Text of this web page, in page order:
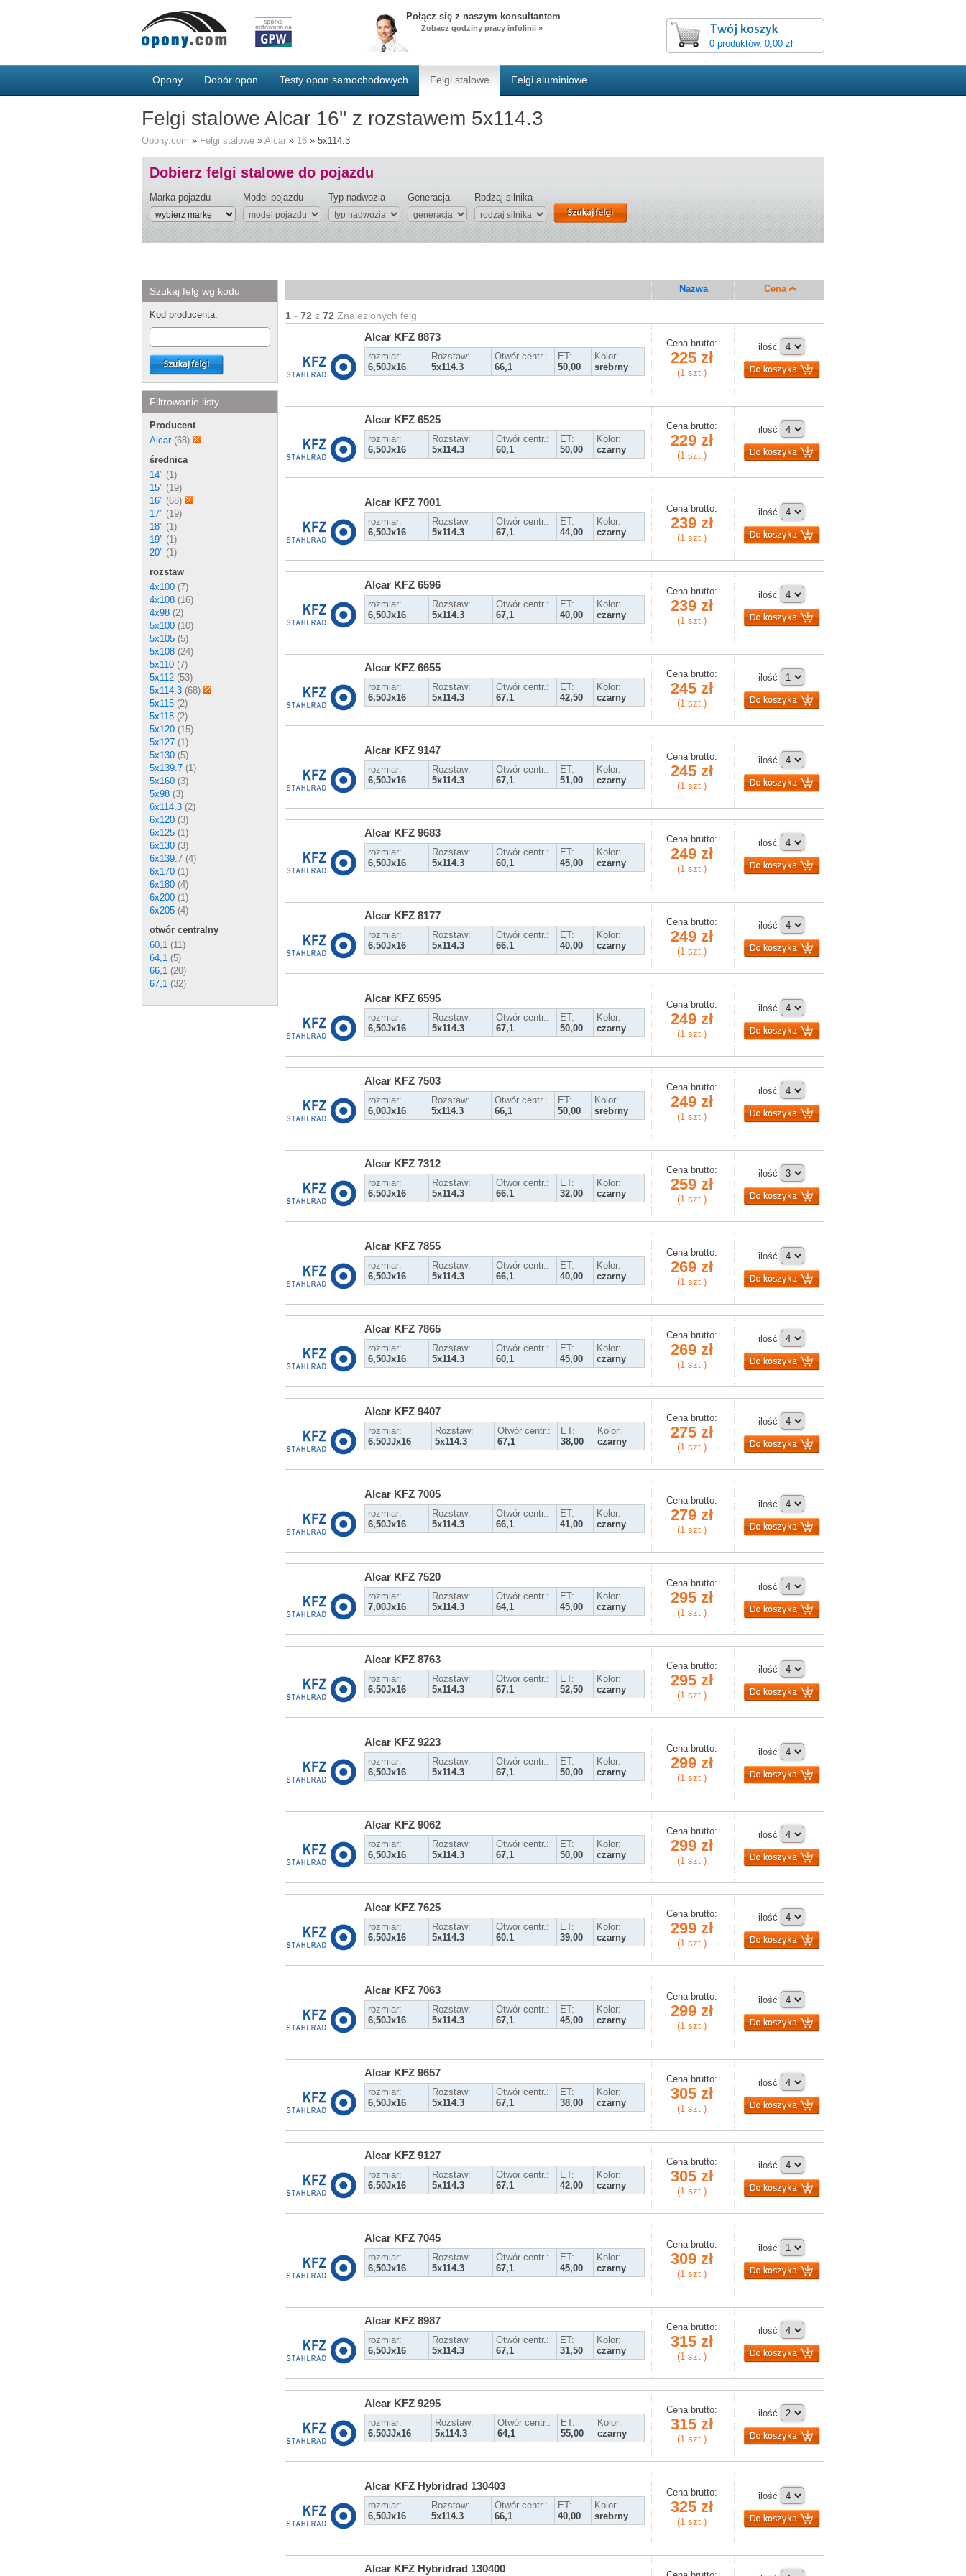
Połącz się z naszym konsultantem
Zobacz godziny pracy infolinii »
0 produktów, 0,00 zł
Opony Dobór opon Testy opon samochodowych Felgi stalowe Felgi aluminiowe
Felgi stalowe Alcar 16'' z rozstawem 5x114.3
Opony.com » Felgi stalowe » Alcar » 16 » 5x114.3
Dobierz felgi stalowe do pojazdu
Marka pojazdu Model pojazdu Typ nadwozia Generacja Rodzaj silnika
Szukaj felg wg kodu
Kod producenta:
Filtrowanie listy
Producent
Alcar(68)
średnica
14″ (1)
15″ (19)
16″ (68)
17″ (19)
18″ (1)
19″ (1)
20″ (1)
rozstaw
4x100 (7)
4x108 (16)
4x98 (2)
5x100 (10)
5x105 (5)
5x108 (24)
5x110 (7)
5x112 (53)
5x114.3 (68)
5x115 (2)
5x118 (2)
5x120 (15)
5x127 (1)
5x130 (5)
5x139.7 (1)
5x160 (3)
5x98 (3)
6x114.3 (2)
6x120 (3)
6x125 (1)
6x130 (3)
6x139.7 (4)
6x170 (1)
6x180 (4)
6x200 (1)
6x205 (4)
otwór centralny
60,1 (11)
64,1 (5)
66,1 (20)
67,1 (32)
Cena
Nazwa
1 - 72 z 72 Znalezionych felg
Alcar KFZ 8873
rozmiar:
6,50Jx16
Rozstaw:
5x114.3
Otwór centr.:
66,1
ET:
50,00
Kolor:
srebrny
Cena brutto:
225 zł
(1 szt.)
ilość
Alcar KFZ 6525
rozmiar:
6,50Jx16
Rozstaw:
5x114.3
Otwór centr.:
60,1
ET:
50,00
Kolor:
czarny
Cena brutto:
229 zł
(1 szt.)
ilość
Alcar KFZ 7001
rozmiar:
6,50Jx16
Rozstaw:
5x114.3
Otwór centr.:
67,1
ET:
44,00
Kolor:
czarny
Cena brutto:
239 zł
(1 szt.)
ilość
Alcar KFZ 6596
rozmiar:
6,50Jx16
Rozstaw:
5x114.3
Otwór centr.:
67,1
ET:
40,00
Kolor:
czarny
Cena brutto:
239 zł
(1 szt.)
ilość
Alcar KFZ 6655
rozmiar:
6,50Jx16
Rozstaw:
5x114.3
Otwór centr.:
67,1
ET:
42,50
Kolor:
czarny
Cena brutto:
245 zł
(1 szt.)
ilość
Alcar KFZ 9147
rozmiar:
6,50Jx16
Rozstaw:
5x114.3
Otwór centr.:
67,1
ET:
51,00
Kolor:
czarny
Cena brutto:
245 zł
(1 szt.)
ilość
Alcar KFZ 9683
rozmiar:
6,50Jx16
Rozstaw:
5x114.3
Otwór centr.:
60,1
ET:
45,00
Kolor:
czarny
Cena brutto:
249 zł
(1 szt.)
ilość
Alcar KFZ 8177
rozmiar:
6,50Jx16
Rozstaw:
5x114.3
Otwór centr.:
66,1
ET:
40,00
Kolor:
czarny
Cena brutto:
249 zł
(1 szt.)
ilość
Alcar KFZ 6595
rozmiar:
6,50Jx16
Rozstaw:
5x114.3
Otwór centr.:
67,1
ET:
50,00
Kolor:
czarny
Cena brutto:
249 zł
(1 szt.)
ilość
Alcar KFZ 7503
rozmiar:
6,00Jx16
Rozstaw:
5x114.3
Otwór centr.:
66,1
ET:
50,00
Kolor:
srebrny
Cena brutto:
249 zł
(1 szt.)
ilość
Alcar KFZ 7312
rozmiar:
6,50Jx16
Rozstaw:
5x114.3
Otwór centr.:
66,1
ET:
32,00
Kolor:
czarny
Cena brutto:
259 zł
(1 szt.)
ilość
Alcar KFZ 7855
rozmiar:
6,50Jx16
Rozstaw:
5x114.3
Otwór centr.:
66,1
ET:
40,00
Kolor:
czarny
Cena brutto:
269 zł
(1 szt.)
ilość
Alcar KFZ 7865
rozmiar:
6,50Jx16
Rozstaw:
5x114.3
Otwór centr.:
60,1
ET:
45,00
Kolor:
czarny
Cena brutto:
269 zł
(1 szt.)
ilość
Alcar KFZ 9407
rozmiar:
6,50JJx16
Rozstaw:
5x114.3
Otwór centr.:
67,1
ET:
38,00
Kolor:
czarny
Cena brutto:
275 zł
(1 szt.)
ilość
Alcar KFZ 7005
rozmiar:
6,50Jx16
Rozstaw:
5x114.3
Otwór centr.:
66,1
ET:
41,00
Kolor:
czarny
Cena brutto:
279 zł
(1 szt.)
ilość
Alcar KFZ 7520
rozmiar:
7,00Jx16
Rozstaw:
5x114.3
Otwór centr.:
64,1
ET:
45,00
Kolor:
czarny
Cena brutto:
295 zł
(1 szt.)
ilość
Alcar KFZ 8763
rozmiar:
6,50Jx16
Rozstaw:
5x114.3
Otwór centr.:
67,1
ET:
52,50
Kolor:
czarny
Cena brutto:
295 zł
(1 szt.)
ilość
Alcar KFZ 9223
rozmiar:
6,50Jx16
Rozstaw:
5x114.3
Otwór centr.:
67,1
ET:
50,00
Kolor:
czarny
Cena brutto:
299 zł
(1 szt.)
ilość
Alcar KFZ 9062
rozmiar:
6,50Jx16
Rozstaw:
5x114.3
Otwór centr.:
67,1
ET:
50,00
Kolor:
czarny
Cena brutto:
299 zł
(1 szt.)
ilość
Alcar KFZ 7625
rozmiar:
6,50Jx16
Rozstaw:
5x114.3
Otwór centr.:
60,1
ET:
39,00
Kolor:
czarny
Cena brutto:
299 zł
(1 szt.)
ilość
Alcar KFZ 7063
rozmiar:
6,50Jx16
Rozstaw:
5x114.3
Otwór centr.:
67,1
ET:
45,00
Kolor:
czarny
Cena brutto:
299 zł
(1 szt.)
ilość
Alcar KFZ 9657
rozmiar:
6,50Jx16
Rozstaw:
5x114.3
Otwór centr.:
67,1
ET:
38,00
Kolor:
czarny
Cena brutto:
305 zł
(1 szt.)
ilość
Alcar KFZ 9127
rozmiar:
6,50Jx16
Rozstaw:
5x114.3
Otwór centr.:
67,1
ET:
42,00
Kolor:
czarny
Cena brutto:
305 zł
(1 szt.)
ilość
Alcar KFZ 7045
rozmiar:
6,50Jx16
Rozstaw:
5x114.3
Otwór centr.:
67,1
ET:
45,00
Kolor:
czarny
Cena brutto:
309 zł
(1 szt.)
ilość
Alcar KFZ 8987
rozmiar:
6,50Jx16
Rozstaw:
5x114.3
Otwór centr.:
67,1
ET:
31,50
Kolor:
czarny
Cena brutto:
315 zł
(1 szt.)
ilość
Alcar KFZ 9295
rozmiar:
6,50JJx16
Rozstaw:
5x114.3
Otwór centr.:
64,1
ET:
55,00
Kolor:
czarny
Cena brutto:
315 zł
(1 szt.)
ilość
Alcar KFZ Hybridrad 130403
rozmiar:
6,50Jx16
Rozstaw:
5x114.3
Otwór centr.:
66,1
ET:
40,00
Kolor:
srebrny
Cena brutto:
325 zł
(1 szt.)
ilość
Alcar KFZ Hybridrad 130400